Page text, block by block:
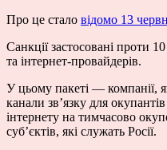
Про це стало відомо 13
Санкції застосовані проти
та інтернет-провайдерів.
У цьому пакеті — компанії,
канали зв’язку для
інтернету на тимчасово
субʼєктів, які служать Росії.